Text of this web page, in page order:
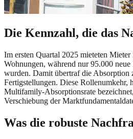
Die Kennzahl, die das
Im ersten Quartal 2025 mieteten
Wohnungen, während nur 95.000
wurden. Damit übertraf die Absorption
Fertigstellungen. Diese Rollenumkehr,
Multifamily-Absorptionsrate
Verschiebung der
Was die robuste